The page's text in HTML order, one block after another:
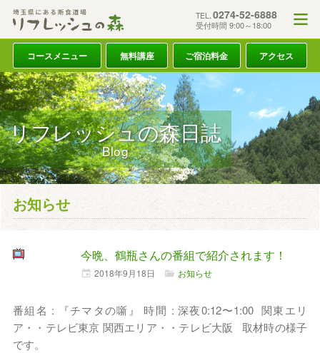
TEL. 0274-52-6888
受付時間 9:00～18:00
コースメニュー 無料講座 ご宿泊料金 アクセス
リフレッシュの森日誌
Blog
お知らせ
今晩、鶴瓶さんの番組で紹介されます！
2018年9月18日 お知らせ
番組名 : 『チマタの噺』 時間 : 深夜0:12〜1:00 関東エリ
ア・・テレビ東京 関西エリア・・テレビ大阪 取材時の様子
です。